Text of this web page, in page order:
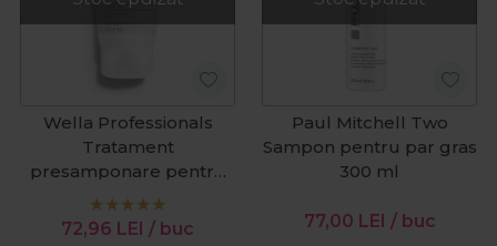
Wella Professionals
Tratament
presamponare pentru
scalp gras Elements
Purifying Clay 70ml
72,96 LEI / buc
Paul Mitchell Two
Sampon pentru par gras
300 ml
77,00 LEI / buc